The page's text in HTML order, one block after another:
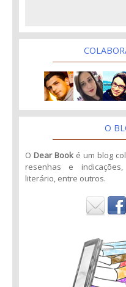
O
O Dear Book é um blog
resenhas e
literário, entre outros.